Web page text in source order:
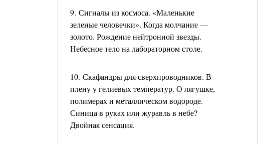
9. Сигналы из космоса. «Маленькие
зеленые человечки». Когда молчание —
золото. Рождение нейтронной звезды.
Небесное тело на лабораторном столе.
10. Скафандры для сверхпроводников. В
плену у гелиевых температур. О лягушке,
полимерах и металлическом водороде.
Синица в руках или журавль в небе?
Двойная сенсация.